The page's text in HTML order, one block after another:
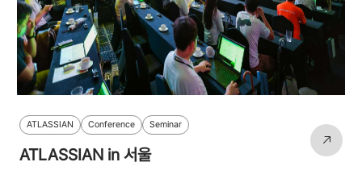
ATLASSIAN Conference Seminar
ATLASSIAN in 서울